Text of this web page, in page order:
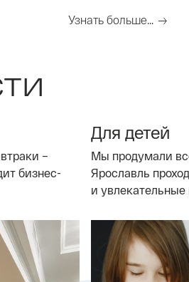
гостиничной сети
Узнать больше...
–
бизнес-
Для детей
Мы продумали
Ярославль
и